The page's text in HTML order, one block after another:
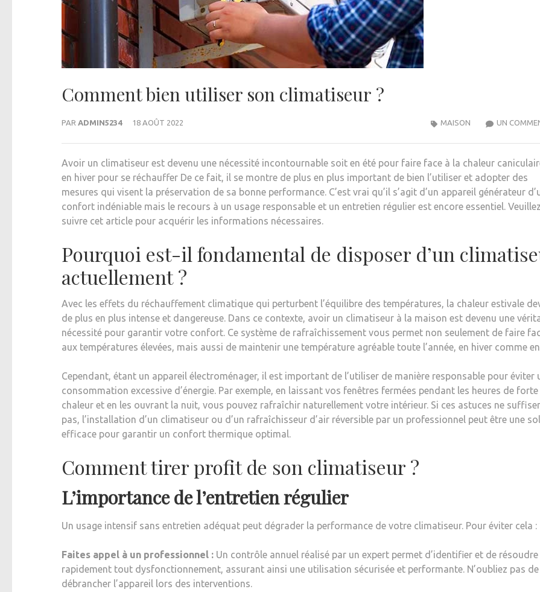
Comment bien utiliser son climatiseur ?
PAR ADMIN5234 18 AOÛT 2022 UN
MAISON
Avoir un climatiseur est devenu une nécessité incontournable soit en été pour faire face à la chaleur
en hiver pour se réchauffer De ce fait, il se montre de plus en plus important de bien l’utiliser et adopter des
mesures qui visent la préservation de sa bonne performance. C’est vrai qu’il s’agit d’un appareil générateur
confort indéniable mais le recours à un usage responsable et un entretien régulier est encore essentiel. Veuillez
suivre cet article pour acquérir les informations nécessaires.
Pourquoi est-il fondamental de disposer d’un
actuellement ?
Avec les effets du réchauffement climatique qui perturbent l’équilibre des températures, la chaleur estivale
de plus en plus intense et dangereuse. Dans ce contexte, avoir un climatiseur à la maison est devenu une
nécessité pour garantir votre confort. Ce système de rafraîchissement vous permet non seulement de faire
aux températures élevées, mais aussi de maintenir une température agréable toute l’année, en hiver comme
Cependant, étant un appareil électroménager, il est important de l’utiliser de manière responsable pour éviter
consommation excessive d’énergie. Par exemple, en laissant vos fenêtres fermées pendant les heures de forte
chaleur et en les ouvrant la nuit, vous pouvez rafraîchir naturellement votre intérieur. Si ces astuces ne
pas, l’installation d’un climatiseur ou d’un rafraîchisseur d’air réversible par un professionnel peut être une
efficace pour garantir un confort thermique optimal.
Comment tirer profit de son climatiseur ?
L’importance de l’entretien régulier
Un usage intensif sans entretien adéquat peut dégrader la performance de votre climatiseur. Pour éviter cela :
Faites appel à un professionnel : Un contrôle annuel réalisé par un expert permet d’identifier et de résoudre
rapidement tout dysfonctionnement, assurant ainsi une utilisation sécurisée et performante. N’oubliez pas de
débrancher l’appareil lors des interventions.